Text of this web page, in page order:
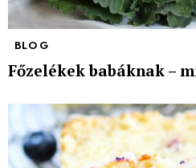
BLOG
Főzelékek babáknak –